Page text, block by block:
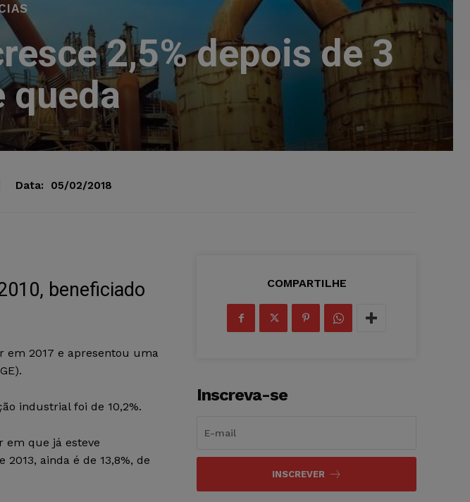
2,5% depois de 3
queda
Data: 05/02/2018
beneficiado
em 2017 e apresentou uma
industrial foi de 10,2%.
em que já esteve
ainda é de 13,8%, de
COMPARTILHE
Inscreva-se
INSCREVER